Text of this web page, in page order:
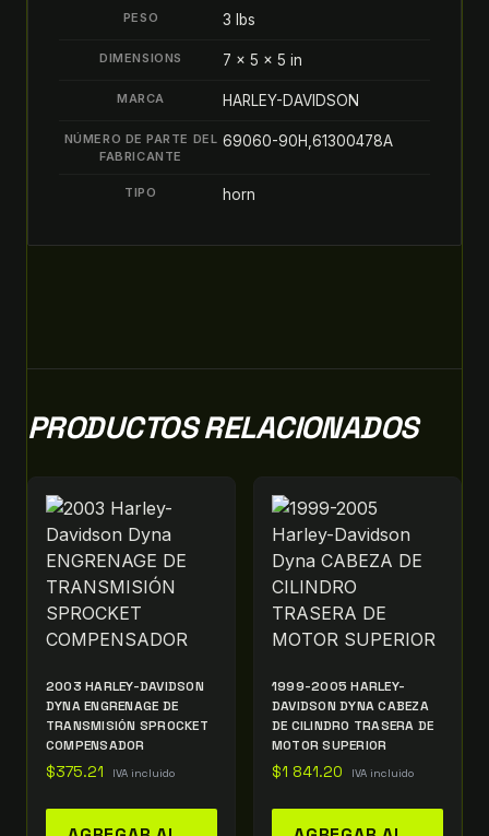
PESO 3 lbs
DIMENSIONS 7 × 5 × 5 in
MARCA HARLEY-DAVIDSON
NÚMERO DE PARTE DEL
FABRICANTE
69060-90H,61300478A
TIPO horn
PRODUCTOS RELACIONADOS
2003 HARLEY-DAVIDSON
DYNA ENGRENAGE DE
TRANSMISIÓN SPROCKET
COMPENSADOR
$375.21 IVA incluido
1999-2005 HARLEY-
DAVIDSON DYNA CABEZA
DE CILINDRO TRASERA DE
MOTOR SUPERIOR
$1 841.20 IVA incluido